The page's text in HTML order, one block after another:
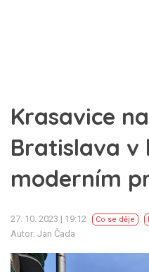
Krasavice
Bratislava v
moderním
27. 10. 2023 | 19:12 Co se děje
Autor: Jan Čada